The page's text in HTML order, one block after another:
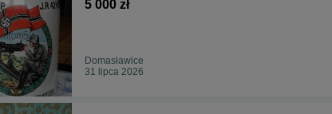
5 000 zł
Domasławice
31 lipca 2026